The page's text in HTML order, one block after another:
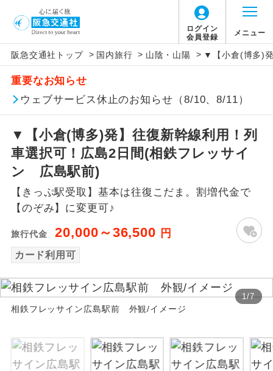
ログイン
会員登録
メニュー
阪急交通社トップ > 国内旅行 > 山陰・山陽 > ▼【小倉(博多)
重要なお知らせ
ウェブサービス休止のお知らせ（8/10、8/11）
▼【小倉(博多)発】往復新幹線利用！列
車選択可！広島2日間(相鉄フレッサイ
ン 広島駅前)
【きっぷ駅受取】基本は往復こだま。割増代金で
【のぞみ】に変更可♪
旅行代金 20,000～36,500 円
カード利用可
1/7
相鉄フレッサイン広島駅前 外観/イメージ
アイコン 説明
添乗員同行
往路出発空港（駅）から復路到着空港
（駅）まで同行します。
現地添乗員同
行
現地到着空港（駅）から最終日出発空港
（駅）まで添乗員が同行します。
バスガイド乗
務
があります。
世界遺産
絶景 絶景スポットに立ち寄るコースです。
露天風呂
ご宿泊ホテルに露天風呂が付いていま